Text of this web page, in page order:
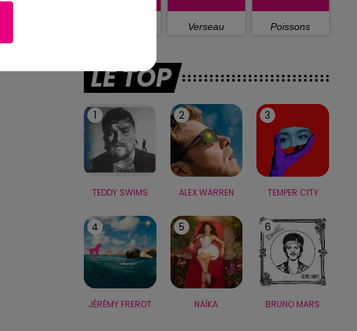
Verseau Poissons
LE TOP
1
TEDDY SWIMS
2
ALEX WARREN
3
TEMPER CITY
4
JÉRÉMY FREROT
5
NAÏKA
6
BRUNO MARS